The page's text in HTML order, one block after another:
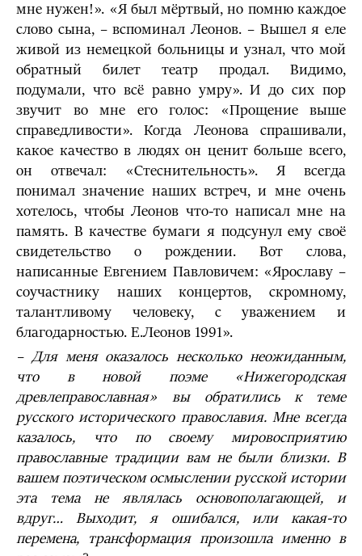
мне нужен!». «Я был мёртвый, но помню каждое
слово сына, – вспоминал Леонов. – Вышел я еле
живой из немецкой больницы и узнал, что мой
обратный билет театр продал. Видимо,
подумали, что всё равно умру». И до сих пор
звучит во мне его голос: «Прощение выше
справедливости». Когда Леонова спрашивали,
какое качество в людях он ценит больше всего,
он отвечал: «Стеснительность». Я всегда
понимал значение наших встреч, и мне очень
хотелось, чтобы Леонов что-то написал мне на
память. В качестве бумаги я подсунул ему своё
свидетельство о рождении. Вот слова,
написанные Евгением Павловичем: «Ярославу –
соучастнику наших концертов, скромному,
талантливому человеку, с уважением и
благодарностью. Е.Леонов 1991».
– Для меня оказалось несколько неожиданным,
что в новой поэме «Нижегородская
древлеправославная» вы обратились к теме
русского исторического православия. Мне всегда
казалось, что по своему мировосприятию
православные традиции вам не были близки. В
вашем поэтическом осмыслении русской истории
эта тема не являлась основополагающей, и
вдруг… Выходит, я ошибался, или какая-то
перемена, трансформация произошла именно в